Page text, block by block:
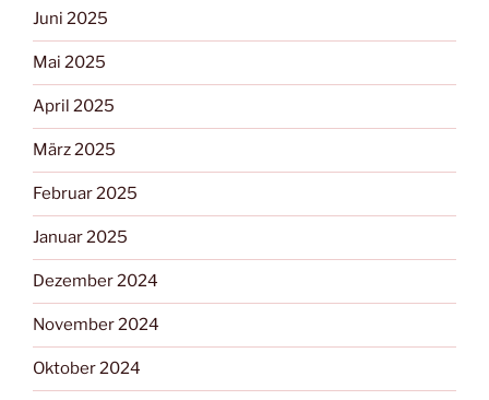
Juni 2025
Mai 2025
April 2025
März 2025
Februar 2025
Januar 2025
Dezember 2024
November 2024
Oktober 2024